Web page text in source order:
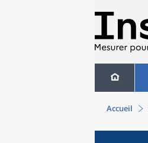
Accueil